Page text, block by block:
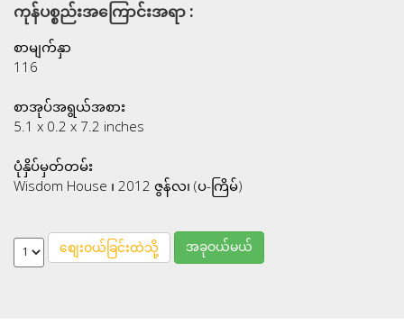
ကုန်ပစ္စည်းအကြောင်းအရာ :
စာမျက်နှာ
116
စာအုပ်အရွယ်အစား
5.1 x 0.2 x 7.2 inches
ပုံနှိပ်မှတ်တမ်း
Wisdom House ၊ 2012 ဇွန်လ၊ (ပ-ကြိမ်)
စျေးဝယ်ခြင်းထဲသို့ အခုဝယ်မယ်